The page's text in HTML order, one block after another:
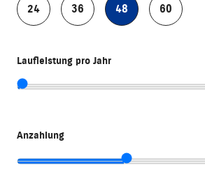
24 36 48 60
Laufleistung pro Jahr
Anzahlung